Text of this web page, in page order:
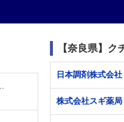
【奈良県】ク
日本調剤株式会社
株式会社スギ薬局